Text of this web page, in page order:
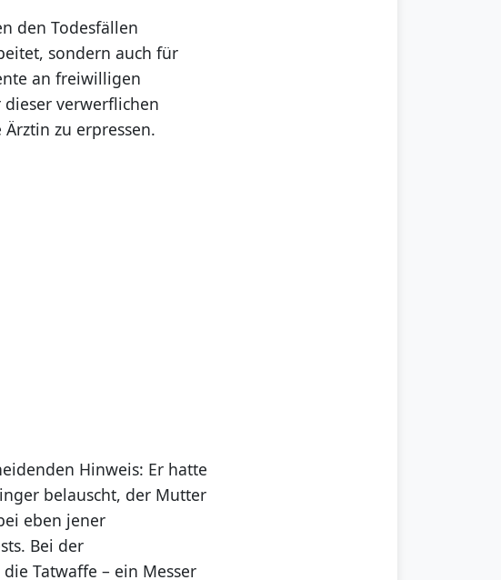
den Todesfällen
sondern auch für
an freiwilligen
verwerflichen
zu erpressen.
Hinweis: Er hatte
belauscht, der Mutter
eben jener
Bei der
Tatwaffe – ein Messer